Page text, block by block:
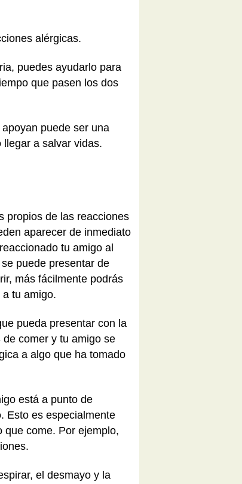
alérgicas.
puedes ayudarlo para
que pasen los dos
puede ser una
a salvar vidas.
propios de las reacciones
aparecer de inmediato
tu amigo al
puede presentar de
más fácilmente podrás
tu amigo.
pueda presentar con la
comer y tu amigo se
a algo que ha tomado
está a punto de
Esto es especialmente
que come. Por ejemplo,
el desmayo y la